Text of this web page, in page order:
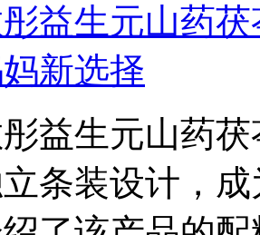
益生元山药
新选择
益生元山药
条装设计，